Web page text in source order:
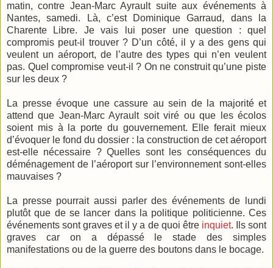
matin, contre Jean-Marc Ayrault suite aux événements à
Nantes, samedi. Là, c’est Dominique Garraud, dans la
Charente Libre. Je vais lui poser une question : quel
compromis peut-il trouver ? D’un côté, il y a des gens qui
veulent un aéroport, de l’autre des types qui n’en veulent
pas. Quel compromise veut-il ? On ne construit qu’une piste
sur les deux ?
La presse évoque une cassure au sein de la majorité et
attend que Jean-Marc Ayrault soit viré ou que les écolos
soient mis à la porte du gouvernement. Elle ferait mieux
d’évoquer le fond du dossier : la construction de cet aéroport
est-elle nécessaire ? Quelles sont les conséquences du
déménagement de l’aéroport sur l’environnement sont-elles
mauvaises ?
La presse pourrait aussi parler des événements de lundi
plutôt que de se lancer dans la politique politicienne. Ces
événements sont graves et il y a de quoi être inquiet. Ils sont
graves car on a dépassé le stade des simples
manifestations ou de la guerre des boutons dans le bocage.